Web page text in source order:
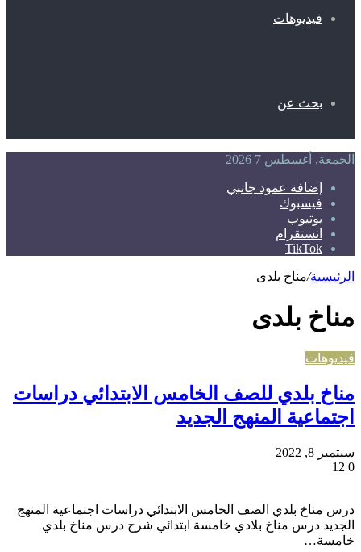
فيديوهات
بحث عن
الجمعة, أغسطس 7 2026
إضافة عمود جانبي
فيسبوك
يوتيوب
انستقرام
TikTok
الرئيسية/مناخ بلدى
مناخ بلدى
فيديوهات
مناخ بلدي للصف الخامس الابتدائي دراسات
اجتماعية المنهج الجديد
سبتمبر 8, 2022
0
درس مناخ بلدي الصف الخامس الابتدائي دراسات اجتماعية المنهج
الجديد درس مناخ بلادي خامسة ابتدائي شرح درس مناخ بلدي
خامسة…